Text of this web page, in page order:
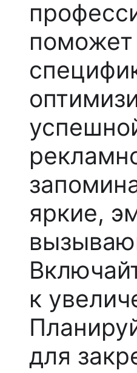
поможет
яркие,
к
для